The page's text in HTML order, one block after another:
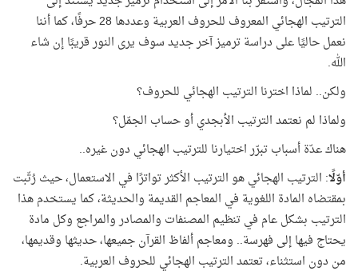
الترتيب الهجائي المعروف للحروف العربية وعددها 28 حرفًا، كما أننا
نعمل حاليًا على دراسة ترميز آخر جديد سوف يرى النور قريبًا إن شاء
الله.
ولكن.. لماذا اخترنا الترتيب الهجائي للحروف؟
ولماذا لم نعتمد الترتيب الأبجدي أو حساب الجمّل؟
هناك عدّة أسباب تبرّر اختيارنا للترتيب الهجائي دون غيره..
أوّلًا: الترتيب الهجائي هو الترتيب الأكثر تواترًا في الاستعمال، حيث رُتّبت
بمقتضاه المادة اللغوية في المعاجم القديمة والحديثة، كما يستخدم هذا
الترتيب بشكل عام في تنظيم المصنفات والمصادر والمراجع وكل مادة
يحتاج فيها إلى فهرسة.. ومعاجم ألفاظ القرآن جميعها، حديثها وقديمها،
من دون استثناء، تعتمد الترتيب الهجائي للحروف العربية.